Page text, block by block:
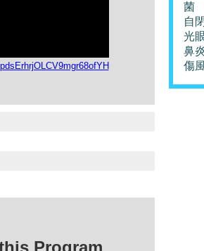
Program
菌
自
光
鼻
傷